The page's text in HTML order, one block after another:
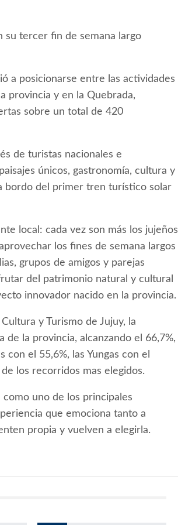
su tercer fin de semana largo
a posicionarse entre las actividades
provincia y en la Quebrada,
sobre un total de 420
de turistas nacionales e
únicos, gastronomía, cultura y
bordo del primer tren turístico solar
local: cada vez son más los jujeños
los fines de semana largos
grupos de amigos y parejas
del patrimonio natural y cultural
innovador nacido en la provincia.
y Turismo de Jujuy, la
la provincia, alcanzando el 66,7%,
el 55,6%, las Yungas con el
los recorridos mas elegidos.
uno de los principales
que emociona tanto a
propia y vuelven a elegirla.